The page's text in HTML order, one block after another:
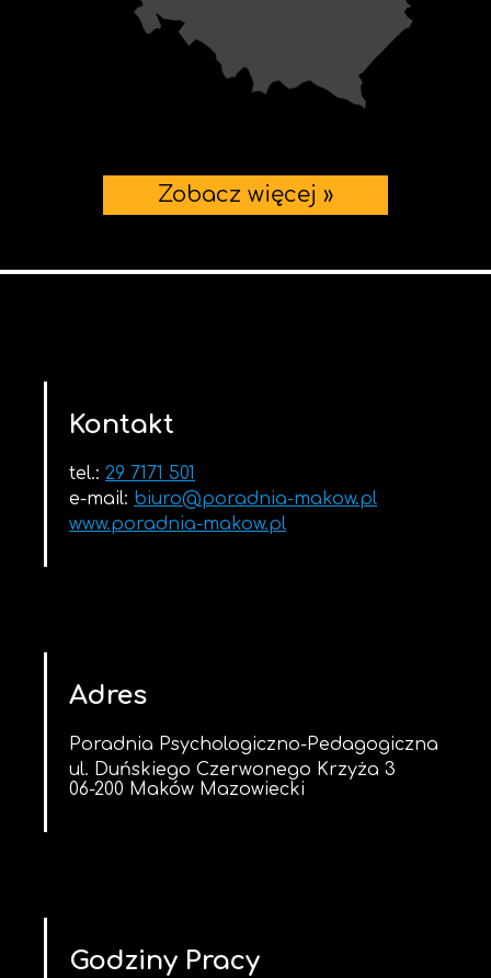
Zobacz więcej »
Kontakt
tel.: 29 7171 501
e-mail: biuro@poradnia-makow.pl
www.poradnia-makow.pl
Adres
Poradnia Psychologiczno-Pedagogiczna
ul. Duńskiego Czerwonego Krzyża 3
06-200 Maków Mazowiecki
Godziny Pracy